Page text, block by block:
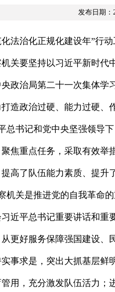
发布日期：
法治化正规化建设年”行
关要坚持以习近平新时
政治局第二十一次集体学
造政治过硬、能力过硬、
总书记和党中央坚强领导
焦重点任务，采取有效
高了队伍能力素质、提
机关是推进党的自我革命
近平总书记重要讲话和重
更好服务保障强国建设、
事求是，突出大抓基层
用，充分激发队伍活力